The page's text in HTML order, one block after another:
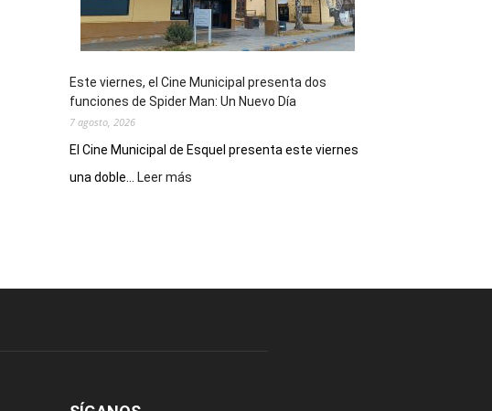
de
reuniones
y
deportivos
Este viernes, el Cine Municipal presenta dos
funciones de Spider Man: Un Nuevo Día
7 agosto, 2026
El Cine Municipal de Esquel presenta este viernes
una doble...
Leer más
presenta